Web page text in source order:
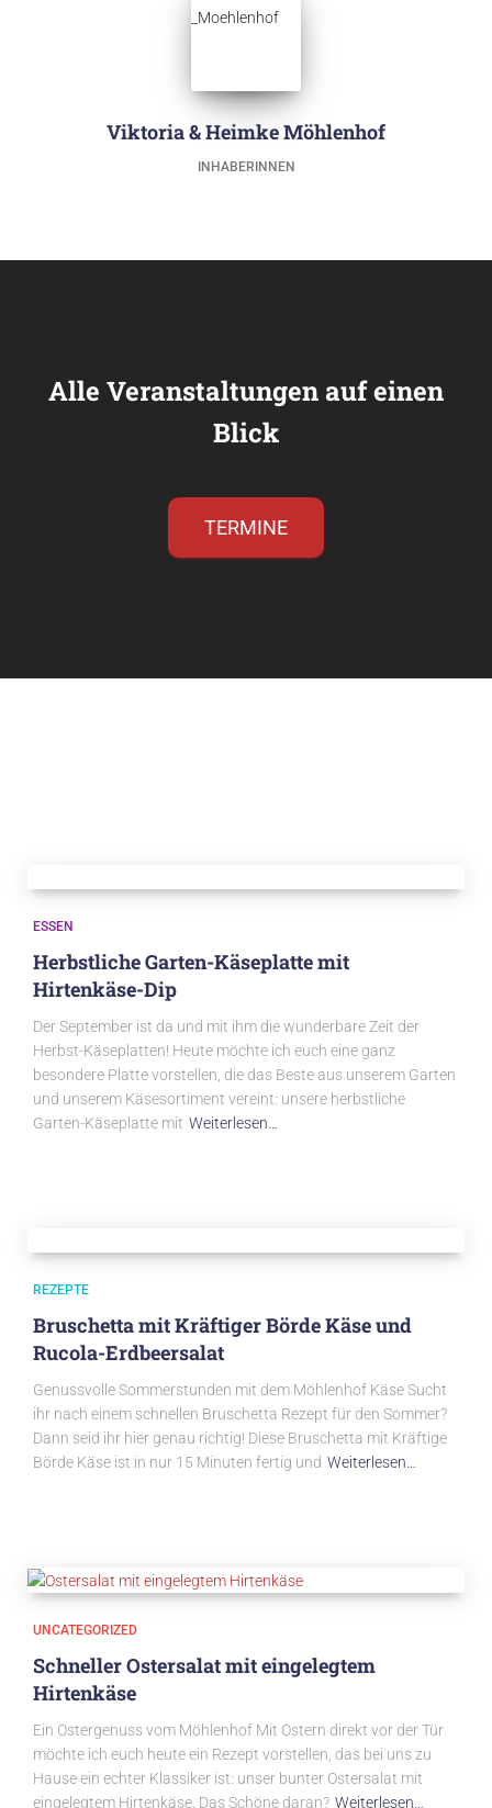
Viktoria & Heimke Möhlenhof
INHABERINNEN
Alle Veranstaltungen auf einen
Blick
TERMINE
ESSEN
Herbstliche Garten-Käseplatte mit
Hirtenkäse-Dip
Der September ist da und mit ihm die wunderbare Zeit der
Herbst-Käseplatten! Heute möchte ich euch eine ganz
besondere Platte vorstellen, die das Beste aus unserem Garten
und unserem Käsesortiment vereint: unsere herbstliche
Garten-Käseplatte mit Weiterlesen…
REZEPTE
Bruschetta mit Kräftiger Börde Käse und
Rucola-Erdbeersalat
Genussvolle Sommerstunden mit dem Möhlenhof Käse Sucht
ihr nach einem schnellen Bruschetta Rezept für den Sommer?
Dann seid ihr hier genau richtig! Diese Bruschetta mit Kräftige
Börde Käse ist in nur 15 Minuten fertig und Weiterlesen…
UNCATEGORIZED
Schneller Ostersalat mit eingelegtem
Hirtenkäse
Ein Ostergenuss vom Möhlenhof Mit Ostern direkt vor der Tür
möchte ich euch heute ein Rezept vorstellen, das bei uns zu
Hause ein echter Klassiker ist: unser bunter Ostersalat mit
eingelegtem Hirtenkäse. Das Schöne daran? Weiterlesen…